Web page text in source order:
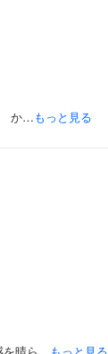
か…もっと見る